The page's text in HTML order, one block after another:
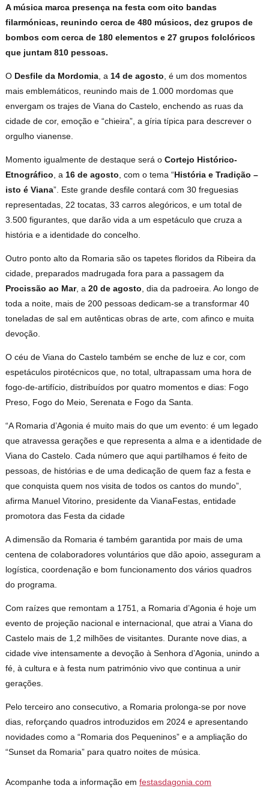
A música marca presença na festa com oito bandas
filarmónicas, reunindo cerca de 480 músicos, dez grupos de
bombos com cerca de 180 elementos e 27 grupos folclóricos
que juntam 810 pessoas.
O Desfile da Mordomia, a14 de agosto, é um dos momentos
mais emblemáticos, reunindo mais de 1.000 mordomas que
envergam os trajes de Viana do Castelo, enchendo as ruas da
cidade de cor, emoção e “chieira”, a gíria típica para descrever o
orgulho vianense.
Momento igualmente de destaque será oCortejo Histórico-
Etnográfico, a16 de agosto, com o tema “História e Tradição –
isto é Viana”. Este grande desfile contará com 30 freguesias
representadas, 22 tocatas, 33 carros alegóricos, e um total de
3.500 figurantes, que darão vida a um espetáculo que cruza a
história e a identidade do concelho.
Outro ponto alto da Romaria são os tapetes floridos da Ribeira da
cidade, preparados madrugada fora para a passagem da
Procissão ao Mar, a20 de agosto, dia da padroeira. Ao longo de
toda a noite, mais de 200 pessoas dedicam-se a transformar 40
toneladas de sal em autênticas obras de arte, com afinco e muita
devoção.
O céu de Viana do Castelo também se enche de luz e cor, com
espetáculos pirotécnicos que, no total, ultrapassam uma hora de
fogo-de-artifício, distribuídos por quatro momentos e dias: Fogo
Preso, Fogo do Meio, Serenata e Fogo da Santa.
“A Romaria d’Agonia é muito mais do que um evento: é um legado
que atravessa gerações e que representa a alma e a identidade de
Viana do Castelo. Cada número que aqui partilhamos é feito de
pessoas, de histórias e de uma dedicação de quem faz a festa e
que conquista quem nos visita de todos os cantos do mundo”,
afirma Manuel Vitorino, presidente da VianaFestas, entidade
promotora das Festa da cidade
A dimensão da Romaria é também garantida por mais de uma
centena de colaboradores voluntários que dão apoio, asseguram a
logística, coordenação e bom funcionamento dos vários quadros
do programa.
Com raízes que remontam a 1751, a Romaria d’Agonia é hoje um
evento de projeção nacional e internacional, que atrai a Viana do
Castelo mais de 1,2 milhões de visitantes. Durante nove dias, a
cidade vive intensamente a devoção à Senhora d’Agonia, unindo a
fé, à cultura e à festa num património vivo que continua a unir
gerações.
Pelo terceiro ano consecutivo, a Romaria prolonga-se por nove
dias, reforçando quadros introduzidos em 2024 e apresentando
novidades como a “Romaria dos Pequeninos” e a ampliação do
“Sunset da Romaria” para quatro noites de música.
Acompanhe toda a informação emfestasdagonia.com